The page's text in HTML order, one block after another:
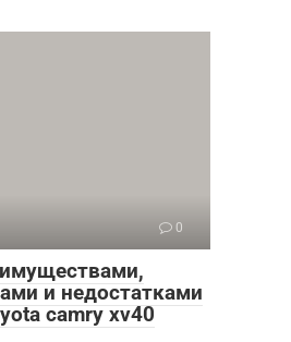
0
и недостатками
camry xv40